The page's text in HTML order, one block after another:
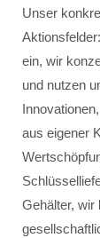
Unser
ein, wir
und nutzen
aus eigener
Gehälter, wir